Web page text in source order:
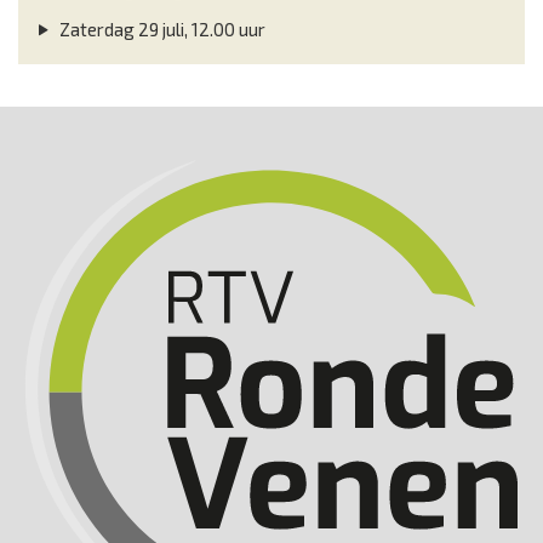
Zaterdag 29 juli, 12.00 uur